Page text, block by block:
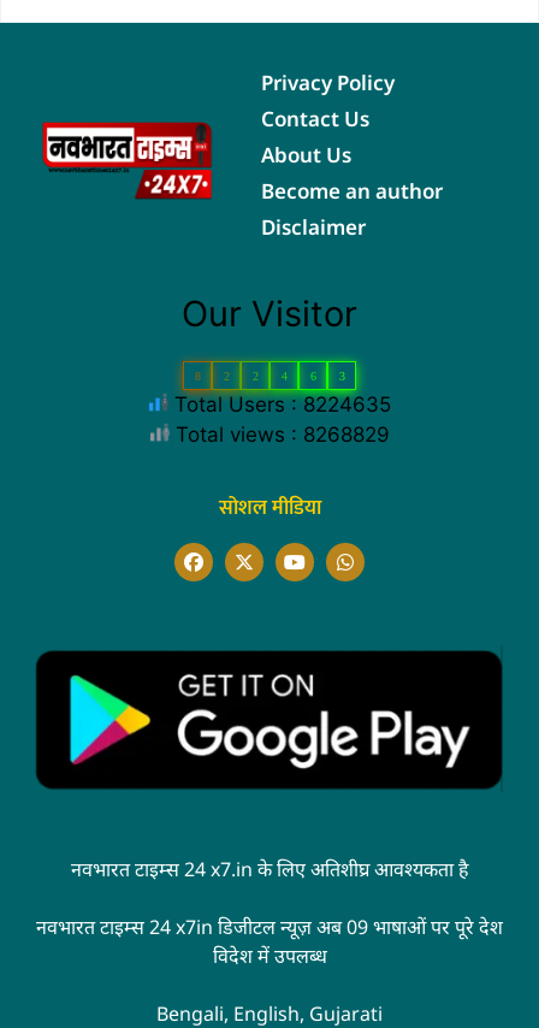
Privacy Policy
Contact Us
About Us
Become an author
Disclaimer
Our Visitor
8 2 2 4 6 3
Total Users : 8224635
Total views : 8268829
सोशल मीडिया
नवभारत टाइम्स 24 x7.in के लिए अतिशीघ्र आवश्यकता है
नवभारत टाइम्स 24 x7in डिजीटल न्यूज़ अब 09 भाषाओं पर पूरे देश
विदेश में उपलब्ध
Bengali, English, Gujarati